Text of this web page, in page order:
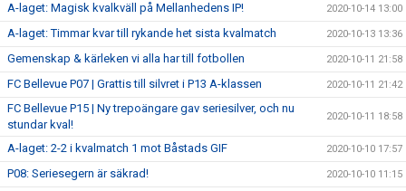
A-laget: Magisk kvalkväll på Mellanhedens IP! 2020-10-14 13:00
A-laget: Timmar kvar till rykande het sista kvalmatch 2020-10-13 13:36
Gemenskap & kärleken vi alla har till fotbollen 2020-10-11 21:58
FC Bellevue P07 | Grattis till silvret i P13 A-klassen 2020-10-11 21:42
FC Bellevue P15 | Ny trepoängare gav seriesilver, och nu
stundar kval!
2020-10-11 18:58
A-laget: 2-2 i kvalmatch 1 mot Båstads GIF 2020-10-10 17:57
P08: Seriesegern är säkrad! 2020-10-10 11:15